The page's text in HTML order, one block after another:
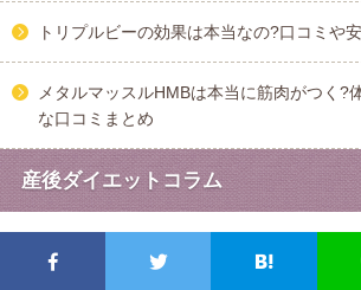
トリプルビーの効果は本当なの?口コミや
メタルマッスルHMBは本当に筋肉がつく?
な口コミまとめ
産後ダイエットコラム